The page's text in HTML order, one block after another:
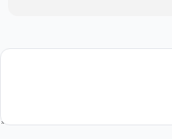
والاسترجاع فى المتجر ، واتعهد باستخدام المنتجات . خلال 7 أيام من